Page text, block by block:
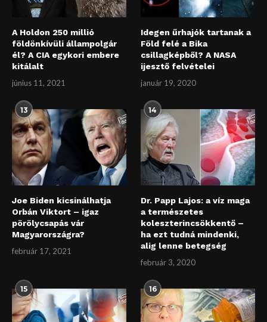
A Holdon 250 millió
földönkívüli állampolgár
él? A CIA egykori embere
kitálalt
június 11, 2021
Idegen űrhajók tartanak a
Föld felé a Bika
csillagképből? A NASA
ijesztő felvételei
január 19, 2020
13
Joe Biden kicsinálhatja
Orbán Viktort – igaz
pörölycsapás vár
Magyarországra?
február 17, 2021
14
Dr. Papp Lajos: a víz maga
a természetes
koleszterincsökkentő –
ha ezt tudná mindenki,
alig lenne betegség
február 3, 2020
15 16